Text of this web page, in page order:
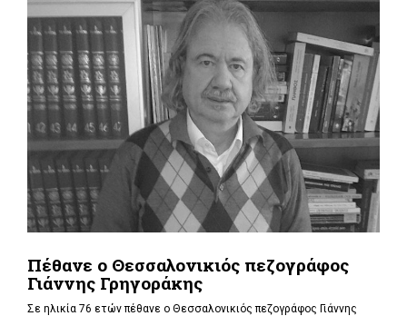
Πέθανε ο Θεσσαλονικιός πεζογράφος
Γιάννης Γρηγοράκης
Σε ηλικία 76 ετών πέθανε ο Θεσσαλονικιός πεζογράφος Γιάννης